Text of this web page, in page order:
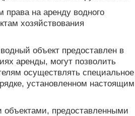
права на аренду водного
хозяйствования
объект предоставлен в
аренды, могут позволить
осуществлять специальное
установленном настоящим
предоставленными